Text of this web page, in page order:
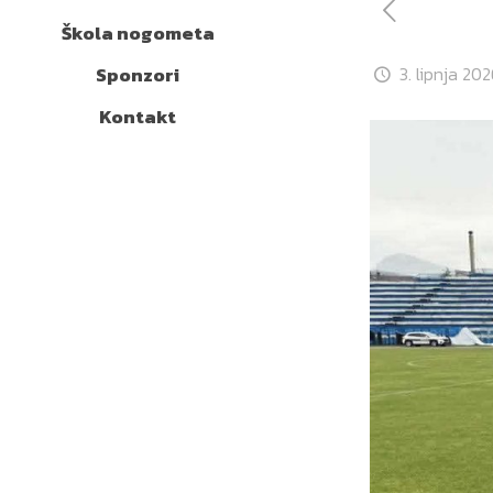
Škola nogometa
Sponzori
Kontakt
3. lipnja